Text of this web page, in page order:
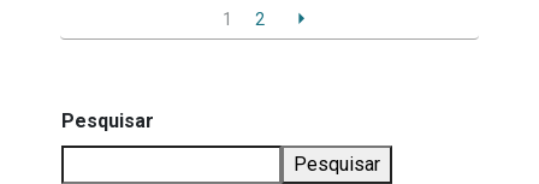
1 2
Pesquisar
Pesquisar